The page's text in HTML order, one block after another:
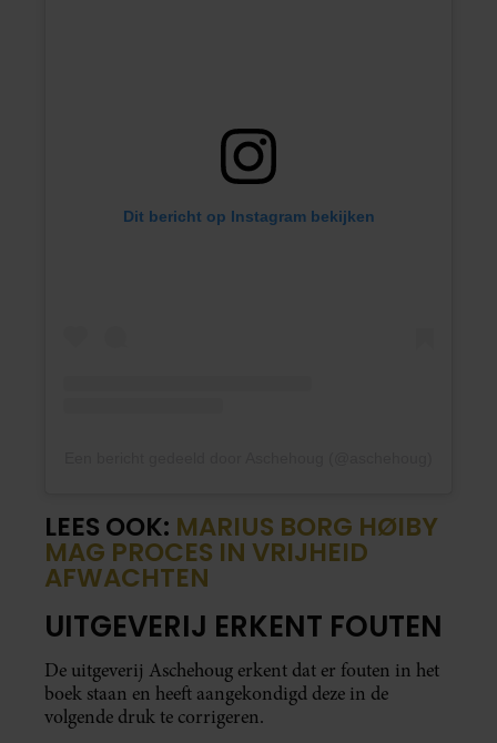
Dit bericht op Instagram bekijken
LEES OOK: MARIUS BORG HØIBY
MAG PROCES IN VRIJHEID
AFWACHTEN
UITGEVERIJ ERKENT FOUTEN
De uitgeverij Aschehoug erkent dat er fouten in het
boek staan en heeft aangekondigd deze in de
volgende druk te corrigeren.